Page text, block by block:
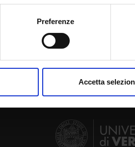
anche:
sulla tua posizione geografica, con
in qualsiasi momento dalla
dei loro servizi.
Preferenze
Accetta